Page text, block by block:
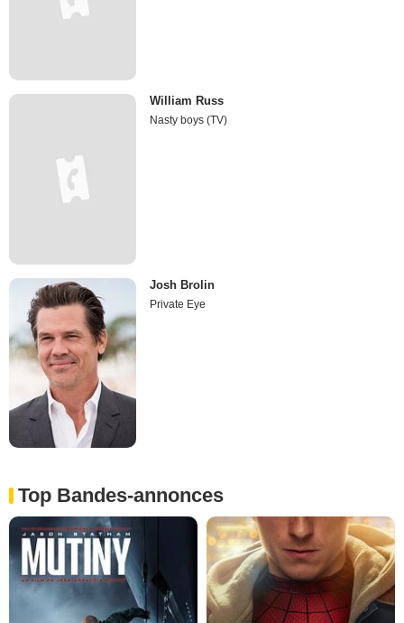
William Russ
Nasty boys (TV)
Josh Brolin
Private Eye
Top Bandes-annonces